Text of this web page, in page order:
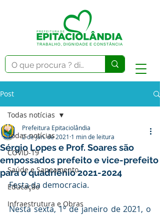
Post
Todas notícias
COVID-19
Saúde e Saneamento
Educação
Infraestrutura e Obras
Todas notícias
Sérgio Lopes e Prof. Soares são
empossados prefeito e vice-prefeito
para o quadriênio 2021-2024
Prefeitura Epitaciolândia
2 de jan. de 2021 1 min de leitura
Festa da democracia.
Nesta sexta, 1º de janeiro de 2021, o